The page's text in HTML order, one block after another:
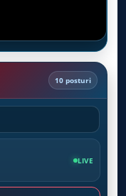
10 posturi
LIVE